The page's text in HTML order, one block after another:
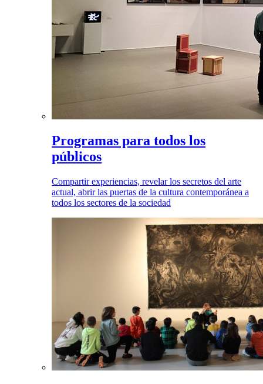
Programas para todos los
públicos
Compartir experiencias, revelar los secretos del arte
actual, abrir las puertas de la cultura contemporánea a
todos los sectores de la sociedad